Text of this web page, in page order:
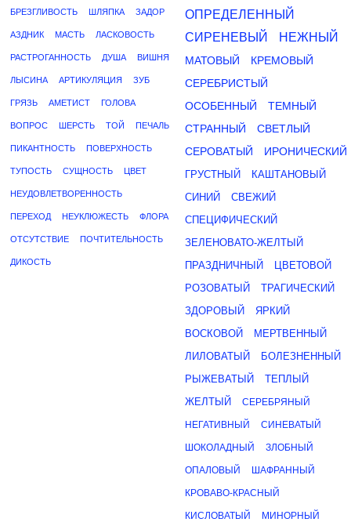
БРЕЗГЛИВОСТЬ ШЛЯПКА ЗАДОР
АЗДНИК МАСТЬ ЛАСКОВОСТЬ
РАСТРОГАННОСТЬ ДУША ВИШНЯ
ЛЫСИНА АРТИКУЛЯЦИЯ ЗУБ
ГРЯЗЬ АМЕТИСТ ГОЛОВА
ВОПРОС ШЕРСТЬ ТОЙ ПЕЧАЛЬ
ПИКАНТНОСТЬ ПОВЕРХНОСТЬ
ТУПОСТЬ СУЩНОСТЬ ЦВЕТ
НЕУДОВЛЕТВОРЕННОСТЬ
ПЕРЕХОД НЕУКЛЮЖЕСТЬ ФЛОРА
ОТСУТСТВИЕ ПОЧТИТЕЛЬНОСТЬ
ДИКОСТЬ
ОПРЕДЕЛЕННЫЙ
СИРЕНЕВЫЙ
НЕЖНЫЙ
МАТОВЫЙ
КРЕМОВЫЙ
СЕРЕБРИСТЫЙ
ОСОБЕННЫЙ
ТЕМНЫЙ
СТРАННЫЙ
СВЕТЛЫЙ
СЕРОВАТЫЙ
ИРОНИЧЕСКИЙ
ГРУСТНЫЙ
КАШТАНОВЫЙ
СИНИЙ
СВЕЖИЙ
СПЕЦИФИЧЕСКИЙ
ЗЕЛЕНОВАТО-ЖЕЛТЫЙ
ПРАЗДНИЧНЫЙ
ЦВЕТОВОЙ
РОЗОВАТЫЙ
ТРАГИЧЕСКИЙ
ЗДОРОВЫЙ
ЯРКИЙ
ВОСКОВОЙ
МЕРТВЕННЫЙ
ЛИЛОВАТЫЙ
БОЛЕЗНЕННЫЙ
РЫЖЕВАТЫЙ
ТЕПЛЫЙ
ЖЕЛТЫЙ
СЕРЕБРЯНЫЙ
НЕГАТИВНЫЙ СИНЕВАТЫЙ
ШОКОЛАДНЫЙ ЗЛОБНЫЙ
ОПАЛОВЫЙ ШАФРАННЫЙ
КРОВАВО-КРАСНЫЙ
КИСЛОВАТЫЙ МИНОРНЫЙ